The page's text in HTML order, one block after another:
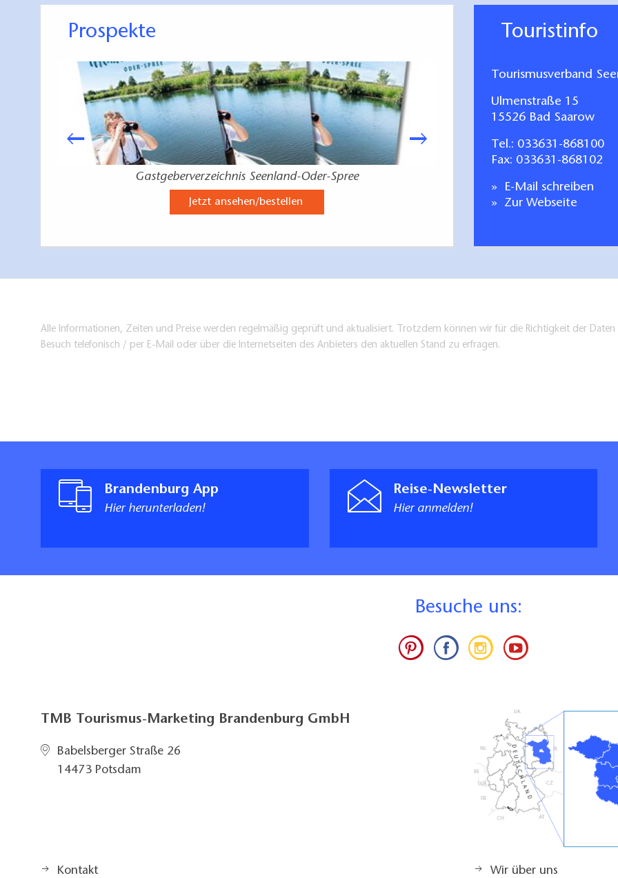
Prospekte
Gastgeberverzeichnis Seenland-Oder-Spree
Jetzt ansehen/bestellen Jetzt
Touristinfo
Tourismusverband
Ulmenstraße 15
15526 Bad Saarow
Tel.: 033631-868100
Fax: 033631-868102
E-Mail schreiben
Zur Webseite
Alle Informationen, Zeiten und Preise werden regelmäßig geprüft und aktualisiert. Trotzdem können wir für die Richtigkeit der
Besuch telefonisch / per E-Mail oder über die Internetseiten des Anbieters den aktuellen Stand zu erfragen.
Brandenburg App
Hier herunterladen!
Reise-Newsletter
Hier anmelden!
Besuche uns:
TMB Tourismus-Marketing Brandenburg GmbH
Babelsberger Straße 26
14473 Potsdam
Kontakt Wir über uns